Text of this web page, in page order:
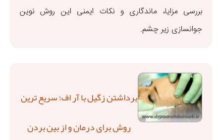
بررسی مزایا، ماندگاری و نکات ایمنی این روش نوین
جوانسازی زیر چشم.
برداشتن زگیل با آر اف؛ سریع ترین
روش برای درمان و از بین بردن